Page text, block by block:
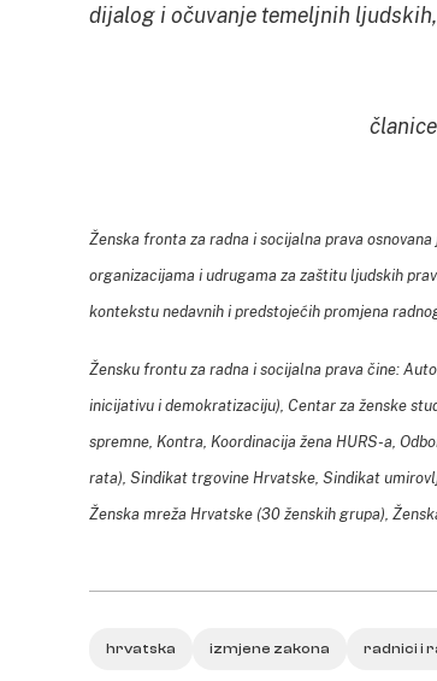
dijalog i očuvanje temeljnih
Ženska fronta za radna i socijalna prava
organizacijama i udrugama za zaštitu ljudskih
kontekstu nedavnih i predstojećih promjena
Žensku frontu za radna i socijalna prava čine:
inicijativu i demokratizaciju), Centar za ženske
spremne, Kontra, Koordinacija žena HURS-a,
rata), Sindikat trgovine Hrvatske, Sindikat
Ženska mreža Hrvatske (30 ženskih grupa),
hrvatska izmjene zakona radnici i